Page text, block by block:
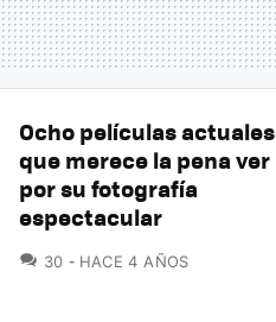
Ocho películas actuales
que merece la pena ver
por su fotografía
espectacular
30 COMENTARIOS
HACE 4 AÑOS